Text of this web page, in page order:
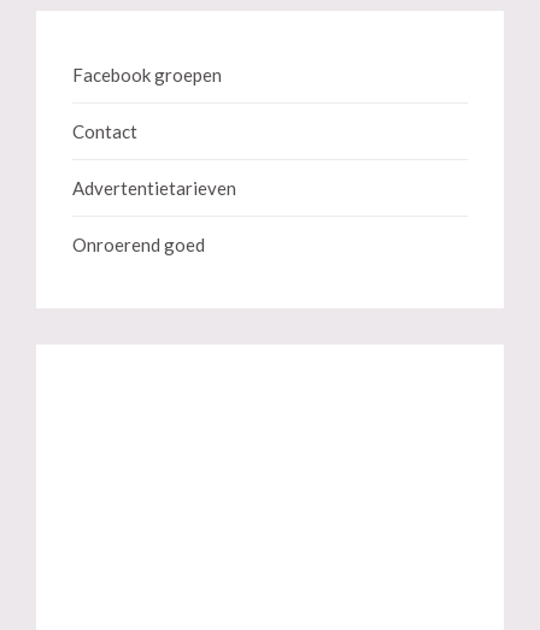
Facebook groepen
Contact
Advertentietarieven
Onroerend goed